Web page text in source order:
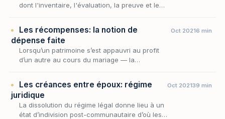
dont l'inventaire, l'évaluation, la preuve et le
place s…
Les récompenses: la notion de
dépense faite
Lorsqu’un patrimoine s’est appauvri au profit
d’un autre au cours du mariage — la
communaut…
Oct 20216 min
Les créances entre époux: régime
juridique
La dissolution du régime légal donne lieu à un
état d’indivision post-communautaire d’où les
Oct 202139 min